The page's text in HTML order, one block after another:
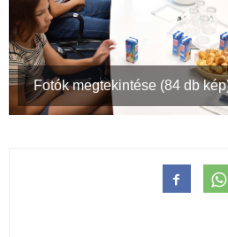
Fotók megtekintése (84 db